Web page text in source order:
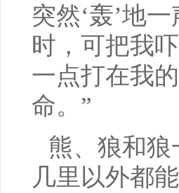
突然‘轰’地
时，可把我
一点打在我
命。”
熊、狼和
几里以外都